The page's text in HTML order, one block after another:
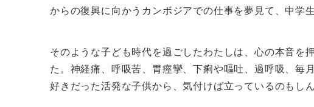
からの復興に向かうカンボジアでの仕事を夢見て、中学
そのような子ども時代を過ごしたわたしは、心の本音を
た。神経痛、呼吸苦、胃痙攣、下痢や嘔吐、過呼吸、毎
好きだった活発な子供から、気付けば立っているのもし